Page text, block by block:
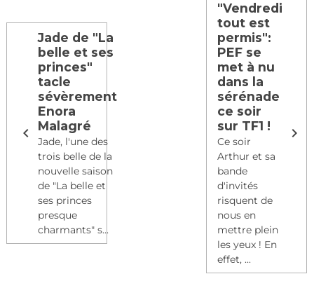
Jade de "La
belle et ses
princes"
tacle
sévèrement
Enora
Malagré
Jade, l'une des
trois belle de la
nouvelle saison
de "La belle et
ses princes
presque
charmants" s...
"Vendredi
tout est
permis":
PEF se
met à nu
dans la
sérénade
ce soir
sur TF1 !
Ce soir
Arthur et sa
bande
d'invités
risquent de
nous en
mettre plein
les yeux ! En
effet, ...